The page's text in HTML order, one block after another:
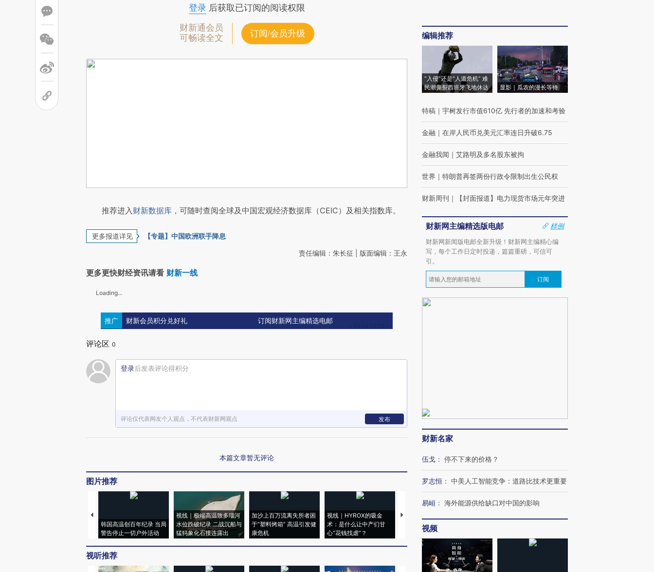
登录后获取已订阅的阅读权限
财新通会员
可畅读全文
订阅/会员升级
推荐进入财新数据库 ，可随时查阅全球及中国宏观经济数据库（CEIC）及相关指数库。
更多报道详见 【专题】中国欧洲联手降息
责任编辑：朱长征 | 版面编辑：王永
更多更快财经资讯请看 财新一线
Loading...
推广 财新会员积分兑好礼 订阅财新网主编精选电邮
评论区 0
登录后发表评论得积分
评论仅代表网友个人观点，不代表财新网观点 发布
本篇文章暂无评论
图片推荐
韩国高温创百年纪录 当局
警告停止一切户外活动
视线｜极端高温致多瑙河
水位跌破纪录 二战沉船与
猛犸象化石接连露出
加沙上百万流离失所者困
于“塑料烤箱” 高温引发健
康危机
视线｜HYROX的吸金
术：是什么让中产们甘
心“花钱找虐”？
马航飞行员跨国走私7万
粒摇头丸 尿检体内含3种
视听推荐
编辑推荐
“入侵”还是“人道危机” 难
民潮撕裂西班牙飞地休达
显影｜瓜农的漫长等待
特稿 ｜ 宇树发行市值610亿 先行者的加速和考验
金融 ｜ 在岸人民币兑美元汇率连日升破6.75
金融我闻 ｜ 艾路明及多名股东被拘
世界 ｜ 特朗普再签两份行政令限制出生公民权
财新周刊 ｜ 【封面报道】电力现货市场元年突进
财新网主编精选版电邮
样例
财新网新闻版电邮全新升级！财新网主编精心编
写，每个工作日定时投递，篇篇重磅，可信可
引。
订阅
财新名家
伍戈 ： 停不下来的价格？
罗志恒 ： 中美人工智能竞争：道路比技术更重要
易峘 ： 海外能源供给缺口对中国的影响
视频